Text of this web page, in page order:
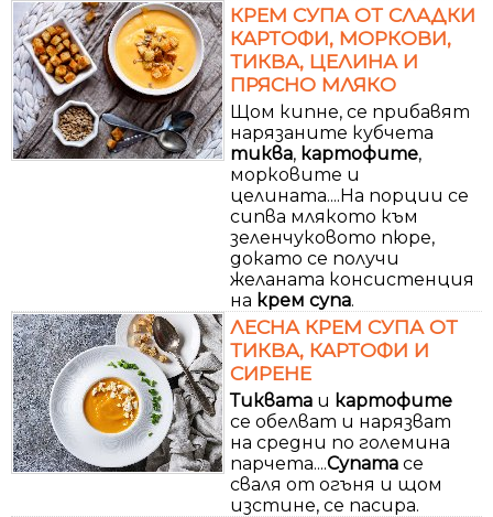
КРЕМ СУПА ОТ СЛАДКИ
КАРТОФИ, МОРКОВИ,
ТИКВА, ЦЕЛИНА И
ПРЯСНО МЛЯКО
Щом кипне, се прибавят
нарязаните кубчета
тиква, картофите,
морковите и
целината....На порции се
сипва млякото към
зеленчуковото пюре,
докато се получи
желаната консистенция
на крем супа.
ЛЕСНА КРЕМ СУПА ОТ
ТИКВА, КАРТОФИ И
СИРЕНЕ
Тиквата и картофите
се обелват и нарязват
на средни по големина
парчета....Супата се
сваля от огъня и щом
изстине, се пасира.